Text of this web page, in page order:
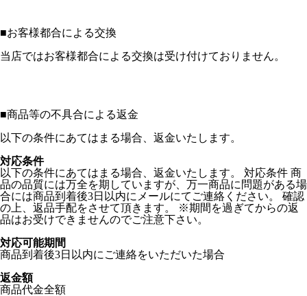
■お客様都合による交換
当店ではお客様都合による交換は受け付けておりません。
■商品等の不具合による返金
以下の条件にあてはまる場合、返金いたします。
対応条件
以下の条件にあてはまる場合、返金いたします。 対応条件 商
品の品質には万全を期していますが、万一商品に問題がある場
合には商品到着後3日以内にメールにてご連絡ください。 確認
の上、返品手配をさせて頂きます。 ※期間を過ぎてからの返
品はお受けできませんのでご注意下さい。
対応可能期間
商品到着後3日以内にご連絡をいただいた場合
返金額
商品代金全額